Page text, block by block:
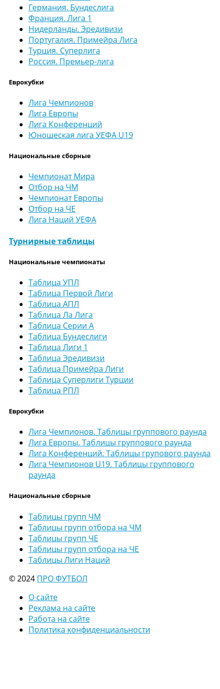
Германия. Бундеслига
Франция. Лига 1
Нидерланды. Эредивизи
Португалия. Примейра Лига
Турция. Суперлига
Россия. Премьер-лига
Еврокубки
Лига Чемпионов
Лига Европы
Лига Конференций
Юношеская лига УЕФА U19
Национальные сборные
Чемпионат Мира
Отбор на ЧМ
Чемпионат Европы
Отбор на ЧЕ
Лига Наций УЕФА
Турнирные таблицы
Национальные чемпионаты
Таблица УПЛ
Таблица Первой Лиги
Таблица АПЛ
Таблица Ла Лига
Таблица Серии А
Таблица Бундеслиги
Таблица Лиги 1
Таблица Эредивизи
Таблица Примейра Лиги
Таблица Суперлиги Турции
Таблица РПЛ
Еврокубки
Лига Чемпионов. Таблицы группового раунда
Лига Европы. Таблицы группового раунда
Лига Конференций. Таблицы групового раунда
Лига Чемпионов U19. Таблицы группового
раунда
Национальные сборные
Таблицы групп ЧМ
Таблицы групп отбора на ЧМ
Таблицы групп ЧЕ
Таблицы групп отбора на ЧЕ
Таблицы Лиги Наций
© 2024 ПРО ФУТБОЛ
О сайте
Реклама на сайте
Работа на сайте
Политика конфиденциальности